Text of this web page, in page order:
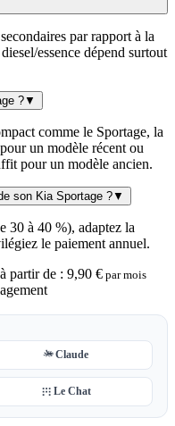
par rapport à la
essence dépend surtout
?▼
comme le Sportage, la
un modèle récent ou
pour un modèle ancien.
son Kia Sportage ?▼
30 à 40 %), adaptez la
le paiement annuel.
partir de : 9,90 € par mois
Claude
Le Chat